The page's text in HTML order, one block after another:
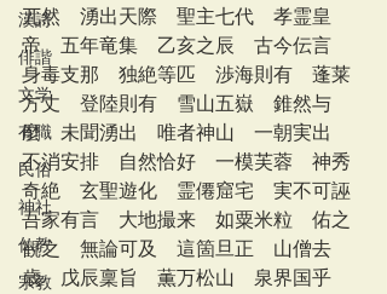
漢詩
俳諧
文学
有職
民俗
神社
仏教
宗教
兀然　湧出天際　聖主七代　孝霊皇
帝　五年竜集　乙亥之辰　古今伝言
身毒支那　独絶等匹　渉海則有　蓬莱
方丈　登陸則有　雪山五嶽　錐然与
麼　未聞湧出　唯者神山　一朝実出
不消安排　自然恰好　一模芙蓉　神秀
奇絶　玄聖遊化　霊僊窟宅　実不可誣
吾家有言　大地撮来　如粟米粒　佑之
観之　無論可及　這箇旦正　山僧去
歳　戊辰稟旨　薫万松山　泉界国乎